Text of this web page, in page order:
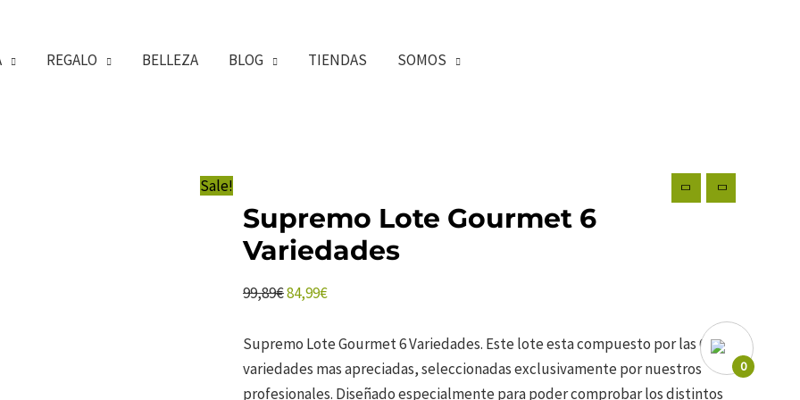
REGALO BELLEZA BLOG TIENDAS SOMOS
Sale!
Supremo Lote Gourmet 6
Variedades
99,89€El
original
era:
99,89€.
84,99€El
actual
es:
84,99€.
Supremo Lote Gourmet 6 Variedades. Este lote esta compuesto por las 6
variedades mas apreciadas, seleccionadas exclusivamente por nuestros
profesionales. Diseñado especialmente para poder comprobar los distintos
0